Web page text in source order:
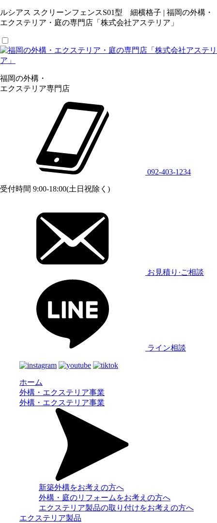
ルシアス スクリーンフェンスS01型 細横格子 | 福岡の外構・
エクステリア・庭の専門店「株式会社アステリア」
福岡の外構・
エクステリア専門店
092-403-1234
受付時間 9:00-18:00(土日祝除く)
お見積り·ご相談
ライン相談
ホーム
外構・エクステリア事業
外構・エクステリア事業
新築外構をお考えの方へ
外構・庭のリフォームをお考えの方へ
エクステリア製品の取り付けをお考えの方へ
エクステリア製品